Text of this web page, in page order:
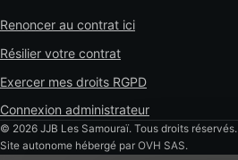
Renoncer au contrat ici
Résilier votre contrat
Exercer mes droits RGPD
Connexion administrateur
© 2026 JJB Les Samouraï. Tous droits réservés.
Site autonome hébergé par OVH SAS.